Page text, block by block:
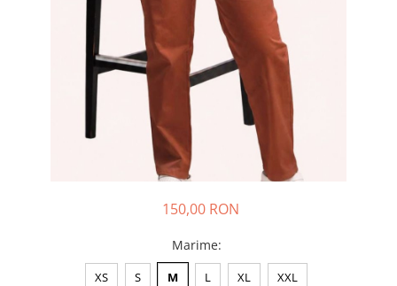
Fuste, Sarafane
Sarafane Mira
Fuste medicale
Sarafane medicale
Veste de lucru
Halate medicale polar - unisex
150,00 RON
Marime:
XS S M L XL XXL